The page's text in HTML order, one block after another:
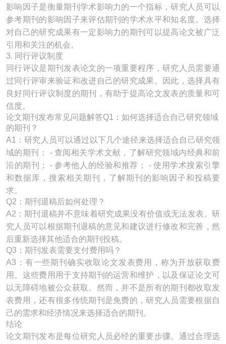
影响因子是衡量期刊学术影响力的一个指标，研究人员可以
参考期刊的影响因子来评估期刊的学术水平和知名度。选择
对自己的研究成果有一定影响力的期刊可以提高论文被广泛
引用和关注的机会。
3. 同行评议制度
同行评议是期刊发表论文的一项重要程序，研究人员需要通
过同行评审来验证和改进自己的研究成果。因此，选择具有
良好同行评议制度的期刊，有助于提高论文发表的质量和可
信度。
论文期刊发布常见问题解答Q1：如何选择适合自己研究领域
的期刊？
A1：研究人员可以通过以下几个途径来选择适合自己研究领
域的期刊： - 查阅相关学术文献，了解研究领域内经典和前
沿的期刊； - 参考他人的经验和推荐； - 使用学术搜索引擎
和数据库，搜索相关期刊，了解期刊的影响因子和投稿要
求。
Q2：期刊退稿后如何处理？
A2：期刊退稿并不意味着研究成果没有价值或无法发表。研
究人员可以根据期刊退稿的意见和建议进行修改和完善，然
后重新选择其他适合的期刊投稿。
Q3：期刊发表需要支付费用吗？
A3：有一些期刊确实收取论文发表费用，称为开放获取费
用。这些费用用于支持期刊的运营和维护，以及保证论文可
以无障碍地被公众获取。然而，并不是所有的期刊都收取发
表费用，还有很多传统期刊是免费的，研究人员需要根据自
己的需求和经济情况来选择适合的期刊。
结论
论文期刊发布是每位研究人员必经的重要步骤。通过合理选